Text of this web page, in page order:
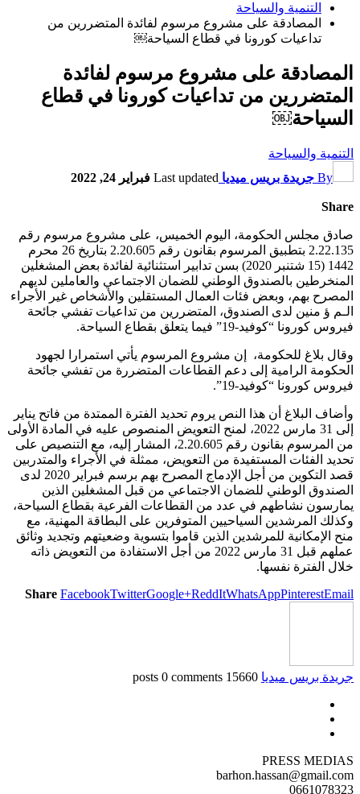
التنمية والسياحة
المصادقة على مشروع مرسوم لفائدة المتضررين من
تداعيات كورونا في قطاع السياحة￼
المصادقة على مشروع مرسوم لفائدة
المتضررين من تداعيات كورونا في قطاع
السياحة￼
التنمية والسياحة
By جريدة بريس ميديا Last updated فبراير 24, 2022
Share
صادق مجلس الحكومة، اليوم الخميس، على مشروع مرسوم رقم
2.22.135 بتطبيق المرسوم بقانون رقم 2.20.605 بتاريخ 26 محرم
1442 (15 شتنبر 2020) بسن تدابير استثنائية لفائدة بعض المشغلين
المنخرطين بالصندوق الوطني للضمان الاجتماعي والعاملين لديهم
المصرح بهم، وبعض فئات العمال المستقلين والأشخاص غير الأجراء
الـم ؤ منين لدى الصندوق، المتضررين من تداعيات تفشي جائحة
فيروس كورونا “كوفيد-19” فيما يتعلق بقطاع السياحة.
وقال بلاغ للحكومة، إن مشروع المرسوم يأتي استمرارا لجهود
الحكومة الرامية إلى دعم القطاعات المتضررة من تفشي جائحة
فيروس كورونا “كوفيد-19”.
وأضاف البلاغ أن هذا النص يروم تحديد الفترة الممتدة من فاتح يناير
إلى 31 مارس 2022، لمنح التعويض المنصوص عليه في المادة الأولى
من المرسوم بقانون رقم 2.20.605، المشار إليه، مع التنصيص على
تحديد الفئات المستفيدة من التعويض، ممثلة في الأجراء والمتدربين
قصد التكوين من أجل الإدماج المصرح بهم برسم فبراير 2020 لدى
الصندوق الوطني للضمان الاجتماعي من قبل المشغلين الذين
يمارسون نشاطهم في عدد من القطاعات الفرعية بقطاع السياحة،
وكذلك المرشدين السياحيين المتوفرين على البطاقة المهنية، مع
منح الإمكانية للمرشدين الذين قاموا بتسوية وضعيتهم وتجديد وثائق
عملهم قبل 31 مارس 2022 من أجل الاستفادة من التعويض ذاته
خلال الفترة نفسها.
Share FacebookTwitterGoogle+ReddItWhatsAppPinterestEmail
جريدة بريس ميديا 15660 posts
0 comments
PRESS MEDIAS
barhon.hassan@gmail.com
0661078323